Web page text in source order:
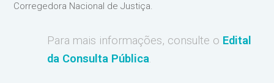
Corregedora Nacional de Justiça.
Para mais informações, consulte o Edital
da Consulta Pública.